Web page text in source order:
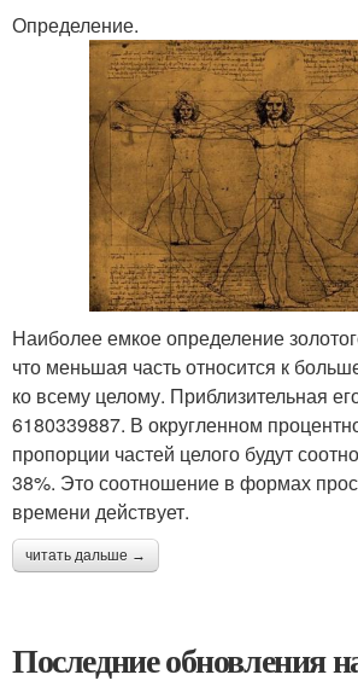
Определение.
Наиболее емкое определение
что меньшая часть относится к
ко всему целому. Приблизительная
6180339887. В округленном
пропорции частей целого будут
38%. Это соотношение в формах
времени действует.
читать дальше →
Последние обновления